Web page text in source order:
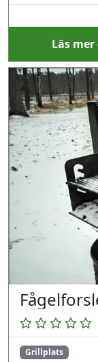
Läs
Grillplats